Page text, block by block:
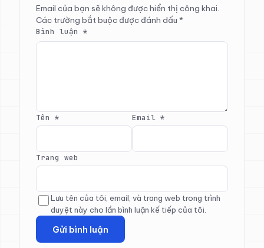
Email của bạn sẽ không được hiển thị công khai.
Các trường bắt buộc được đánh dấu *
Bình luận *
Tên * Email *
Trang web
Lưu tên của tôi, email, và trang web trong trình
duyệt này cho lần bình luận kế tiếp của tôi.